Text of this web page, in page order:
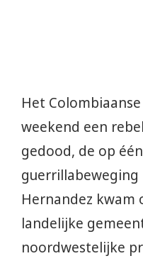
Het
weekend een
gedood, de op
guerrillabeweging
Hernandez kwam
landelijke
noordwestelijke